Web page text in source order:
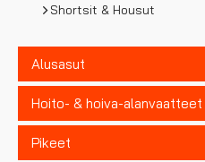
Shortsit & Housut
Alusasut
Hoito- & hoiva-alanvaatteet
Pikeet